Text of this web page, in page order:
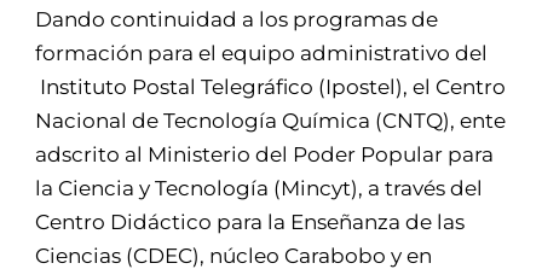
Dando continuidad a los programas de
formación para el equipo administrativo del
Instituto Postal Telegráfico (Ipostel), el Centro
Nacional de Tecnología Química (CNTQ), ente
adscrito al Ministerio del Poder Popular para
la Ciencia y Tecnología (Mincyt), a través del
Centro Didáctico para la Enseñanza de las
Ciencias (CDEC), núcleo Carabobo y en